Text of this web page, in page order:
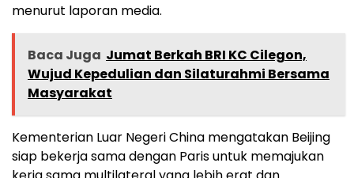
menurut laporan media.
Baca Juga Jumat Berkah BRI KC Cilegon,
Wujud Kepedulian dan Silaturahmi Bersama
Masyarakat
Kementerian Luar Negeri China mengatakan Beijing
siap bekerja sama dengan Paris untuk memajukan